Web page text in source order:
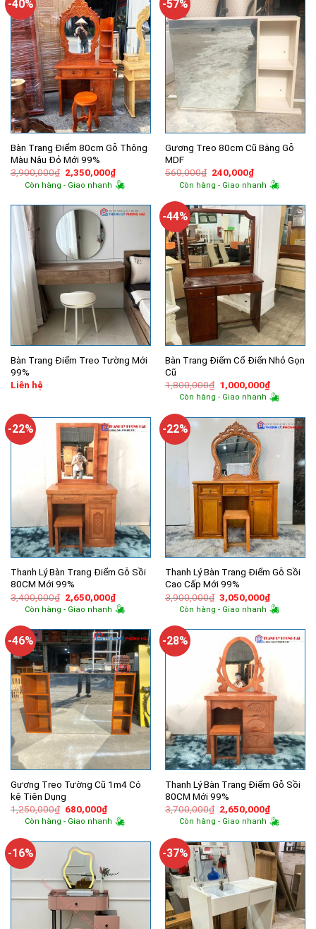
-40%
Bàn Trang Điểm 80cm Gỗ Thông
Màu Nâu Đỏ Mới 99%
3,900,000₫ Giá
gốc
là:
2,350,000₫Giá
hiện
tại
2,350,000₫.
Còn hàng - Giao nhanh
-57%
Gương Treo 80cm Cũ Bằng Gỗ
MDF
560,000₫ Giá
gốc
là:
240,000₫Giá
hiện
tại
240,000₫.
Còn hàng - Giao nhanh
Bàn Trang Điểm Treo Tường Mới
99%
Liên hệ
-44%
Bàn Trang Điểm Cổ Điển Nhỏ Gọn
Cũ
1,800,000₫ Giá
gốc
là:
1,000,000₫Giá
hiện
tại
Còn hàng - Giao nhanh
-22%
Thanh Lý Bàn Trang Điểm Gỗ Sồi
80CM Mới 99%
3,400,000₫ Giá
gốc
là:
2,650,000₫Giá
hiện
tại
2,650,000₫.
Còn hàng - Giao nhanh
-22%
Thanh Lý Bàn Trang Điểm Gỗ Sồi
Cao Cấp Mới 99%
3,900,000₫ Giá
gốc
là:
3,050,000₫Giá
hiện
tại
Còn hàng - Giao nhanh
-46%
Gương Treo Tường Cũ 1m4 Có
kệ Tiên Dụng
1,250,000₫ Giá
gốc
là:
680,000₫Giá
hiện
tại
680,000₫.
Còn hàng - Giao nhanh
-28%
Thanh Lý Bàn Trang Điểm Gỗ Sồi
80CM Mới 99%
3,700,000₫ Giá
gốc
là:
2,650,000₫Giá
hiện
tại
Còn hàng - Giao nhanh
-16% -37%